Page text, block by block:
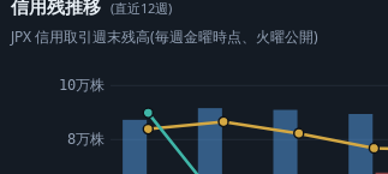
信用残推移 (直近12週)
JPX 信用取引週末残高(毎週金曜時点、火曜公開)
8万株
10万株